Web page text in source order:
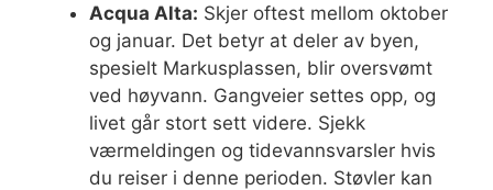
Acqua Alta: Skjer oftest mellom oktober
og januar. Det betyr at deler av byen,
spesielt Markusplassen, blir oversvømt
ved høyvann. Gangveier settes opp, og
livet går stort sett videre. Sjekk
værmeldingen og tidevannsvarsler hvis
du reiser i denne perioden. Støvler kan